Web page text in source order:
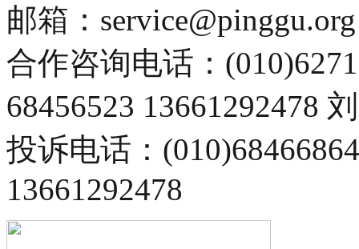
邮箱：service@pinggu.org
合作咨询电话：
68456523 13661292478
投诉电话：
13661292478